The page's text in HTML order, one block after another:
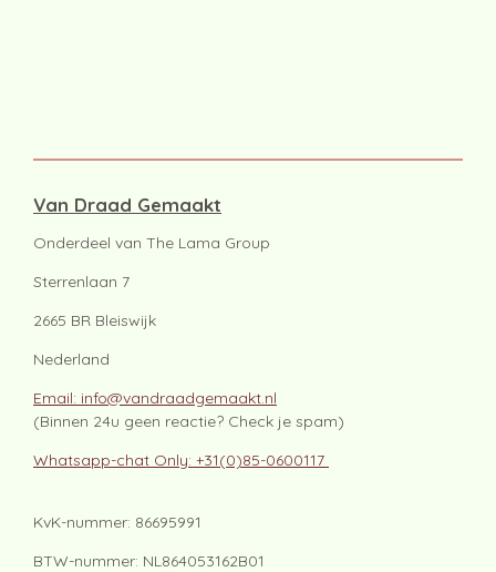
Van Draad Gemaakt
Onderdeel van The Lama Group
Sterrenlaan 7
2665 BR Bleiswijk
Nederland
Email: info@vandraadgemaakt.nl
(Binnen 24u geen reactie? Check je spam)
Whatsapp-chat Only: +31(0)85-0600117
KvK-nummer: 86695991
BTW-nummer: NL864053162B01